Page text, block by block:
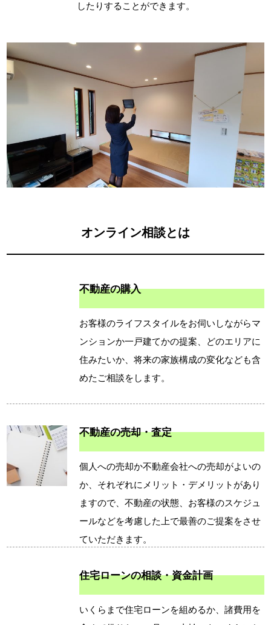
したりすることができます。
オンライン相談とは
不動産の購入
お客様のライフスタイルをお伺いしながらマ
ンションか一戸建てかの提案、どのエリアに
住みたいか、将来の家族構成の変化なども含
めたご相談をします。
不動産の売却・査定
個人への売却か不動産会社への売却がよいの
か、それぞれにメリット・デメリットがあり
ますので、不動産の状態、お客様のスケジュ
ールなどを考慮した上で最善のご提案をさせ
ていただきます。
住宅ローンの相談・資金計画
いくらまで住宅ローンを組めるか、諸費用を